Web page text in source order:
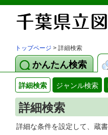
トップページ > 詳細検索
かんたん検索
詳細検索 ジャンル検索
詳細検索
詳細な条件を設定して、蔵